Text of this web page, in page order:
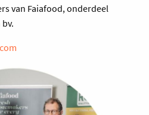
van Faiafood, onderdeel